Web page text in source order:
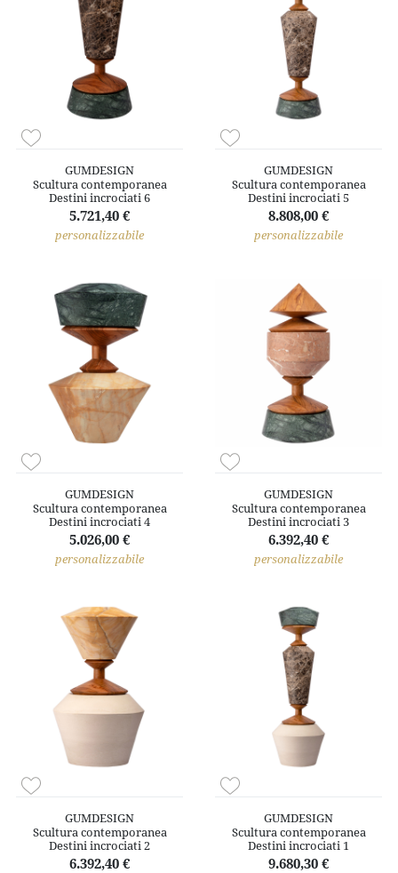
GUMDESIGN
Scultura contemporanea
Destini incrociati 6
5.721,40 €
personalizzabile
GUMDESIGN
Scultura contemporanea
Destini incrociati 5
8.808,00 €
personalizzabile
GUMDESIGN
Scultura contemporanea
Destini incrociati 4
5.026,00 €
personalizzabile
GUMDESIGN
Scultura contemporanea
Destini incrociati 3
6.392,40 €
personalizzabile
GUMDESIGN
Scultura contemporanea
Destini incrociati 2
6.392,40 €
GUMDESIGN
Scultura contemporanea
Destini incrociati 1
9.680,30 €